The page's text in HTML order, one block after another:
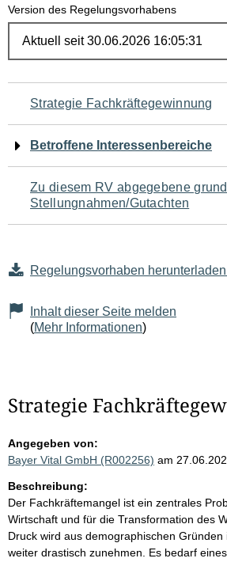
Version des Regelungsvorhabens
Navigation
für
den
Seiteninhalt
Strategie Fachkräftegewinnung
Betroffene Interessenbereiche
Zu diesem RV abgegebene
Stellungnahmen/Gutachten
Regelungsvorhaben
Inhalt dieser Seite melden
(Mehr Informationen)
Strategie
Angegeben von:
Bayer Vital GmbH (R002256) am
Beschreibung:
Der Fachkräftemangel ist ein zentrales
Wirtschaft und für die Transformation des
Druck wird aus demographischen
weiter drastisch zunehmen. Es bedarf